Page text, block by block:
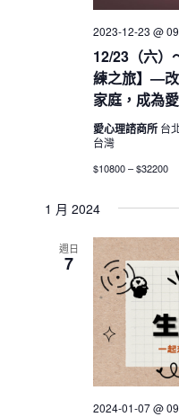
12/23（六）
練之旅】—
家庭，成為
2023-12-23 @
愛心理諮商所 台
台灣
$10800 – $32200
1 月 2024
週日
7
2024-01-07 @